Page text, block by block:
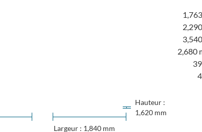
2,680
Hauteur :
1,620 mm
Largeur : 1,840 mm